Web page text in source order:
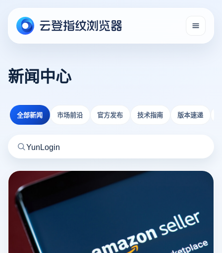
新闻中心
全部新闻 市场前沿 官方发布 技术指南 版本速递